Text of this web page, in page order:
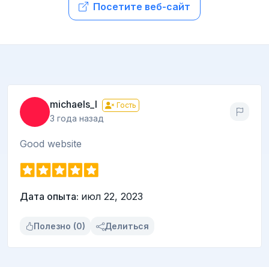
Посетите веб-сайт
michaels_l Гость
3 года назад
Good website
Дата опыта: июл 22, 2023
Полезно (0) Делиться